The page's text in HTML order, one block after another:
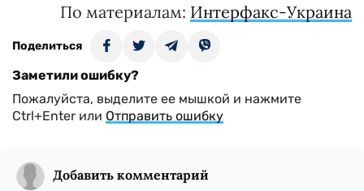
По материалам: Интерфакс-Украина
Поделиться
Заметили ошибку?
Пожалуйста, выделите ее мышкой и нажмите
Ctrl+Enter или Отправить ошибку
Добавить комментарий